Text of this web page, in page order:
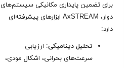
برای تضمین پایداری مکانیکی سیستم‌های
دوار، AxSTREAM ابزارهای پیشرفته‌ای
دارد:
تحلیل دینامیکی: ارزیابی
سرعت‌های بحرانی، اشکال مودی،